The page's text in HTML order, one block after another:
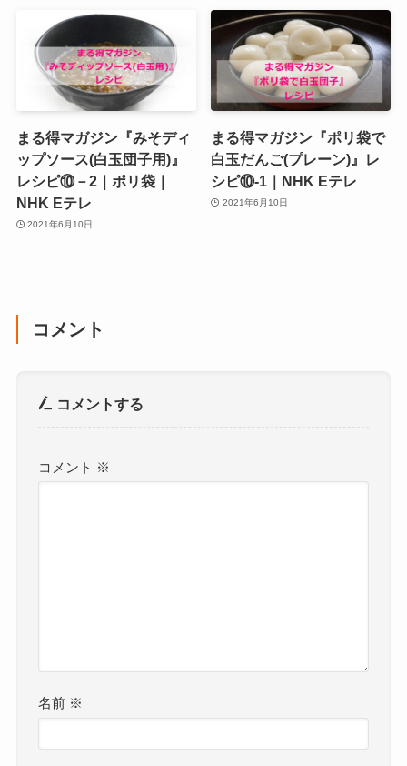
まる得マガジン『みそディ
ップソース(白玉団子用)』
レシピ⑩－2｜ポリ袋｜
NHK Eテレ
2021年6月10日
まる得マガジン『ポリ袋で
白玉だんご(プレーン)』レ
シピ⑩‐1｜NHK Eテレ
2021年6月10日
コメント
コメントする
コメント ※
名前 ※